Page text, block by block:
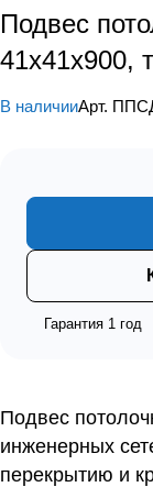
Подвес
41х41х900,
В наличииАрт.
Гарантия 1 год
Подвес
инженерных
перекрытию и